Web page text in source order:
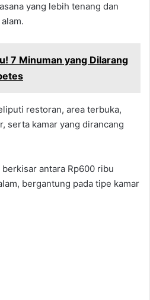
yang lebih tenang dan
7 Minuman yang Dilarang
restoran, area terbuka,
serta kamar yang dirancang
antara Rp600 ribu
bergantung pada tipe kamar